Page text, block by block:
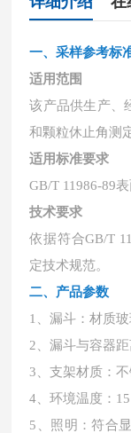
一、采样参考标
适用范围
该产品供生产、
和颗粒休止角测
适用标准要求
GB/T 11986-89
技术要求
依据符合GB/T
定技术规范。
二、产品参数
1
、漏斗：材质玻
2、漏斗与容器
3 、支架材质：
4 、环境温度：
5
照明：符合